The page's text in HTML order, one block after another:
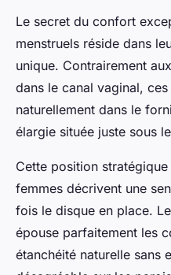
Le secret du confort
menstruels réside dans
unique. Contrairement
dans le canal vaginal,
naturellement dans le
élargie située juste sous
Cette position
femmes décrivent une
fois le disque en place.
épouse parfaitement les
étanchéité naturelle sans